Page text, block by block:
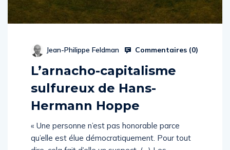
Jean-Philippe Feldman Commentaires (0)
L’arnacho-capitalisme
sulfureux de Hans-
Hermann Hoppe
« Une personne n’est pas honorable parce
qu’elle est élue démocratiquement. Pour tout